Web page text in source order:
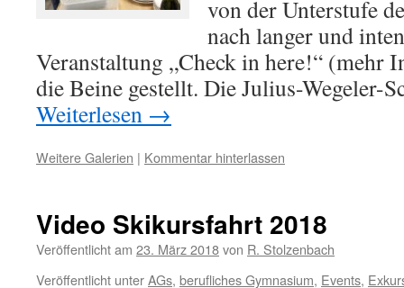
von der Unterstufe
nach langer und
Veranstaltung „Check in here!“ (mehr
die Beine gestellt. Die Julius-Wegeler-
Weiterlesen →
Weitere Galerien | Kommentar hinterlassen
Video Skikursfahrt 2018
Veröffentlicht am 23. März 2018von R. Stolzenbach
Veröffentlicht unterAGs, berufliches Gymnasium, Events,